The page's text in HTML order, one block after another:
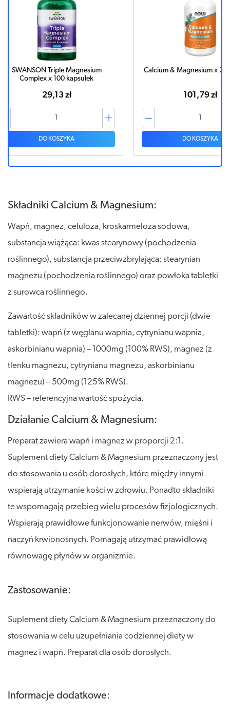
Calcium & Magnesium x 250 tabletek
Składniki Calcium & Magnesium:
Wapń, magnez, celuloza, kroskarmeloza sodowa,
substancja wiążąca: kwas stearynowy (pochodzenia
roślinnego), substancja przeciwzbrylająca: stearynian
magnezu (pochodzenia roślinnego) oraz powłoka tabletki
z surowca roślinnego.
Zawartość składników w zalecanej dziennej porcji (dwie
tabletki): wapń (z węglanu wapnia, cytrynianu wapnia,
askorbinianu wapnia) – 1000mg (100% RWS), magnez (z
tlenku magnezu, cytrynianu magnezu, askorbinianu
magnezu) – 500mg (125% RWS).
RWS – referencyjna wartość spożycia.
Działanie Calcium & Magnesium:
Preparat zawiera wapń i magnez w proporcji 2:1.
Suplement diety Calcium & Magnesium przeznaczony jest
do stosowania u osób dorosłych, które między innymi
wspierają utrzymanie kości w zdrowiu. Ponadto składniki
te wspomagają przebieg wielu procesów fizjologicznych.
Wspierają prawidłowe funkcjonowanie nerwów, mięśni i
naczyń krwionośnych. Pomagają utrzymać prawidłową
równowagę płynów w organizmie.
Zastosowanie:
Suplement diety Calcium & Magnesium przeznaczony do
stosowania w celu uzupełniania codziennej diety w
magnez i wapń. Preparat dla osób dorosłych.
Informacje dodatkowe: